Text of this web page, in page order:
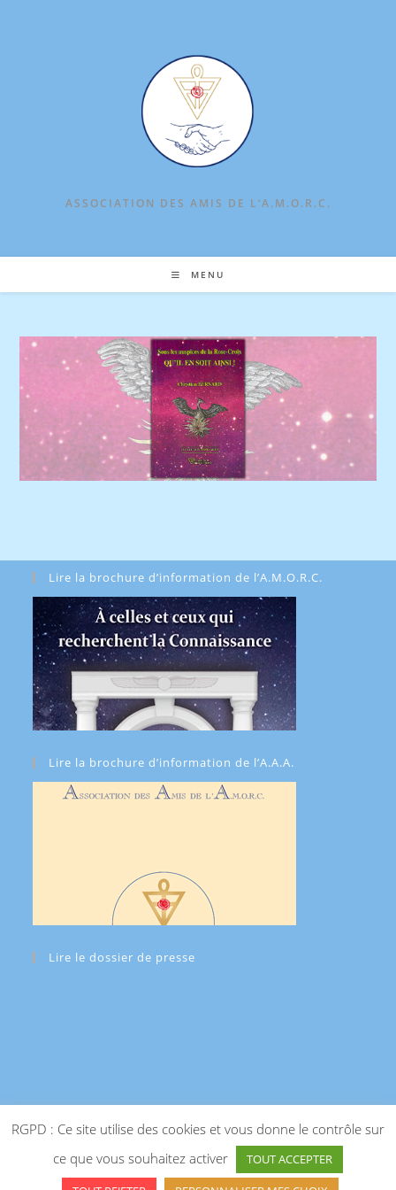
ASSOCIATION DES AMIS DE L‘A.M.O.R.C.
MENU
Lire la brochure d’information de l’A.M.O.R.C.
Lire la brochure d’information de l’A.A.A.
Lire le dossier de presse
RGPD : Ce site utilise des cookies et vous donne le contrôle sur
ce que vous souhaitez activer
TOUT ACCEPTER